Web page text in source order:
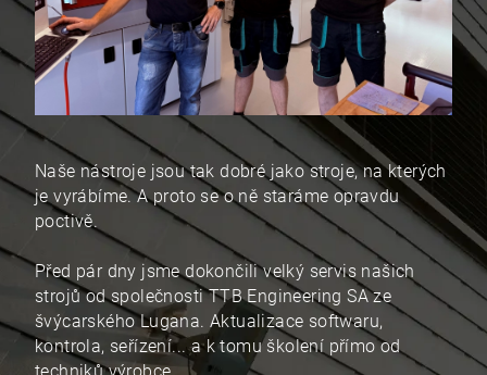
Naše nástroje jsou tak dobré jako stroje, na kterých
je vyrábíme. A proto se o ně staráme opravdu
poctivě.
Před pár dny jsme dokončili velký servis našich
strojů od společnosti TTB Engineering SA ze
švýcarského Lugana. Aktualizace softwaru,
kontrola, seřízení... a k tomu školení přímo od